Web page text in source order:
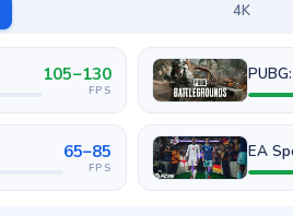
4K
105–130
FPS
65–85
FPS
EA